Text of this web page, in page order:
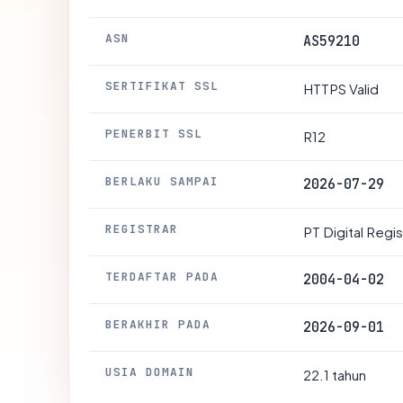
ASN AS59210
SERTIFIKAT SSL HTTPS Valid
PENERBIT SSL R12
BERLAKU SAMPAI 2026-07-29
REGISTRAR PT Digital
TERDAFTAR PADA 2004-04-02
BERAKHIR PADA 2026-09-01
USIA DOMAIN 22.1 tahun